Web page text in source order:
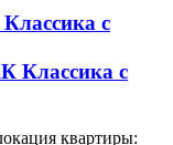
с
квартиры: